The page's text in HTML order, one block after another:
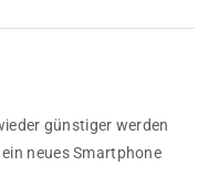
günstiger werden
neues Smartphone